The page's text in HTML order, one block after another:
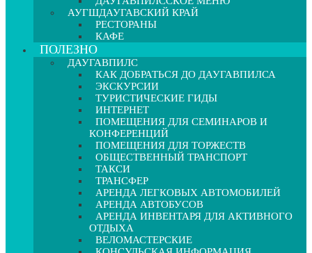
АУГШДАУГАВСКИЙ КРАЙ
РЕСТОРАНЫ
КАФЕ
ПОЛЕЗНО
ДАУГАВПИЛС
КАК ДОБРАТЬСЯ ДО ДАУГАВПИЛСА
ЭКСКУРСИИ
ТУРИСТИЧЕСКИЕ ГИДЫ
ИНТЕРНЕТ
ПОМЕЩЕНИЯ ДЛЯ СЕМИНАРОВ И
КОНФЕРЕНЦИЙ
ПОМЕЩЕНИЯ ДЛЯ ТОРЖЕСТВ
ОБЩЕСТВЕННЫЙ ТРАНСПОРТ
ТАКСИ
ТРАНСФЕР
АРЕНДА ЛЕГКОВЫХ АВТОМОБИЛЕЙ
АРЕНДА АВТОБУСОВ
АРЕНДА ИНВЕНТАРЯ ДЛЯ АКТИВНОГО
ОТДЫХА
ВЕЛОМАСТЕРСКИЕ